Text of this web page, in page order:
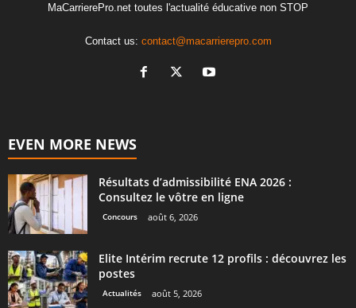
MaCarrierePro.net toutes l'actualité éducative non STOP
Contact us: contact@macarrierepro.com
EVEN MORE NEWS
Résultats d’admissibilité ENA 2026 :
Consultez le vôtre en ligne
Concours août 6, 2026
Elite Intérim recrute 12 profils : découvrez les
postes
Actualités août 5, 2026